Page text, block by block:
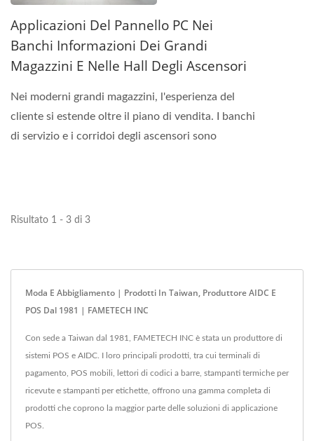
Applicazioni Del Pannello PC Nei
Banchi Informazioni Dei Grandi
Magazzini E Nelle Hall Degli Ascensori
Nei moderni grandi magazzini, l'esperienza del
cliente si estende oltre il piano di vendita. I banchi
di servizio e i corridoi degli ascensori sono
Risultato 1 - 3 di 3
Moda E Abbigliamento | Prodotti In Taiwan, Produttore AIDC E
POS Dal 1981 | FAMETECH INC
Con sede a Taiwan dal 1981, FAMETECH INC è stata un produttore di
sistemi POS e AIDC. I loro principali prodotti, tra cui terminali di
pagamento, POS mobili, lettori di codici a barre, stampanti termiche per
ricevute e stampanti per etichette, offrono una gamma completa di
prodotti che coprono la maggior parte delle soluzioni di applicazione
POS.